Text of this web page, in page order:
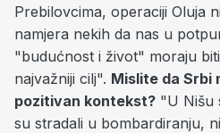
Prebilovcima, operaciji Oluja
namjera nekih da nas u
"budućnost i život" moraju
najvažniji cilj". Mislite da Srbi
pozitivan kontekst? "U Nišu
su stradali u bombardiranju,